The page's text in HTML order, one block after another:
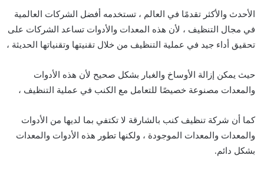
الأحدث والأكثر تقدمًا في العالم ، تستخدمه أفضل الشركات العالمية
في مجال التنظيف ، لأن هذه المعدات والأدوات تساعد الشركات على
تحقيق أداء جيد في عملية التنظيف من خلال تقنيتها وتقنياتها الحديثة ،
حيث يمكن إزالة الأوساخ والغبار بشكل صحيح لأن هذه الأدوات
والمعدات مصنوعة خصيصًا للتعامل مع الكنب في عملية التنظيف ،
كما أن شركة تنظيف كنب بالشارقة لا تكتفي بما لديها من الأدوات
والمعدات والمعدات الموجودة ، ولكنها تطور هذه الأدوات والمعدات
بشكل دائم.